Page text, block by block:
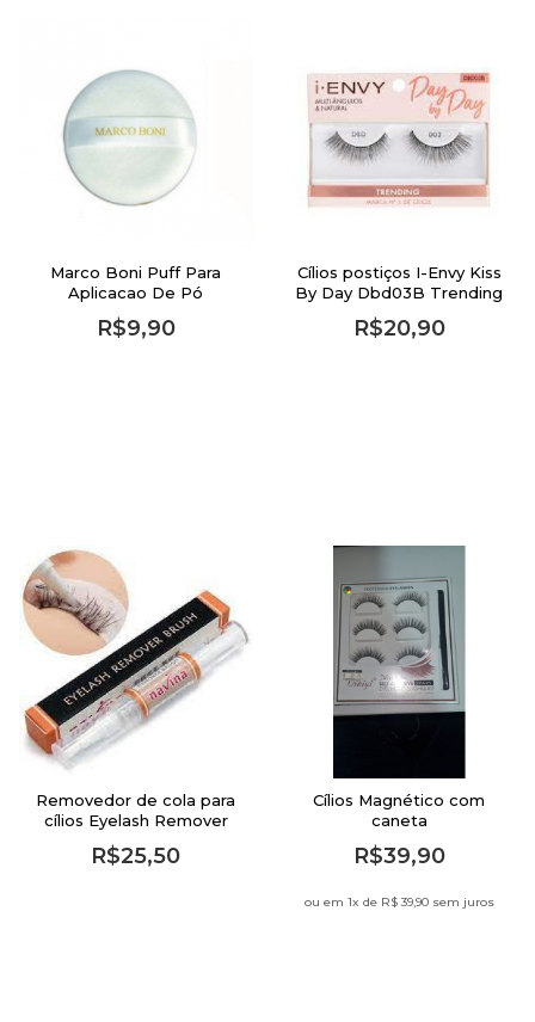
Marco Boni Puff Para
Aplicacao De Pó
R$9,90
Cílios postiços I-Envy Kiss
By Day Dbd03B Trending
R$20,90
Removedor de cola para
cílios Eyelash Remover
Brush - Navina
R$25,50
Cílios Magnético com
caneta
R$39,90
ou em 1x de R$ 39,90 sem juros